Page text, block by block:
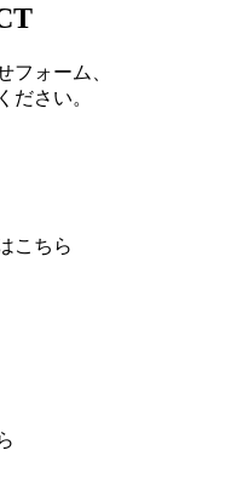
フォーム、
ださい。
こちら